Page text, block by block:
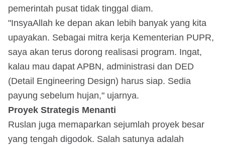
pemerintah pusat tidak tinggal diam.
"InsyaAllah ke depan akan lebih banyak yang kita
upayakan. Sebagai mitra kerja Kementerian PUPR,
saya akan terus dorong realisasi program. Ingat,
kalau mau dapat APBN, administrasi dan DED
(Detail Engineering Design) harus siap. Sedia
payung sebelum hujan," ujarnya.
Proyek Strategis Menanti
Ruslan juga memaparkan sejumlah proyek besar
yang tengah digodok. Salah satunya adalah